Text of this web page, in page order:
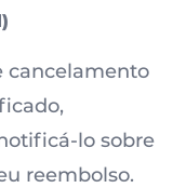
cancelamento
lo sobre
reembolso.